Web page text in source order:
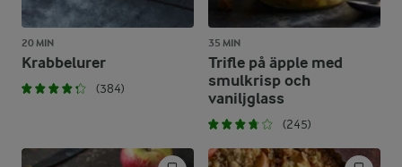
20 MIN
Krabbelurer
(384)
35 MIN
Trifle på äpple med
smulkrisp och
vaniljglass
(245)